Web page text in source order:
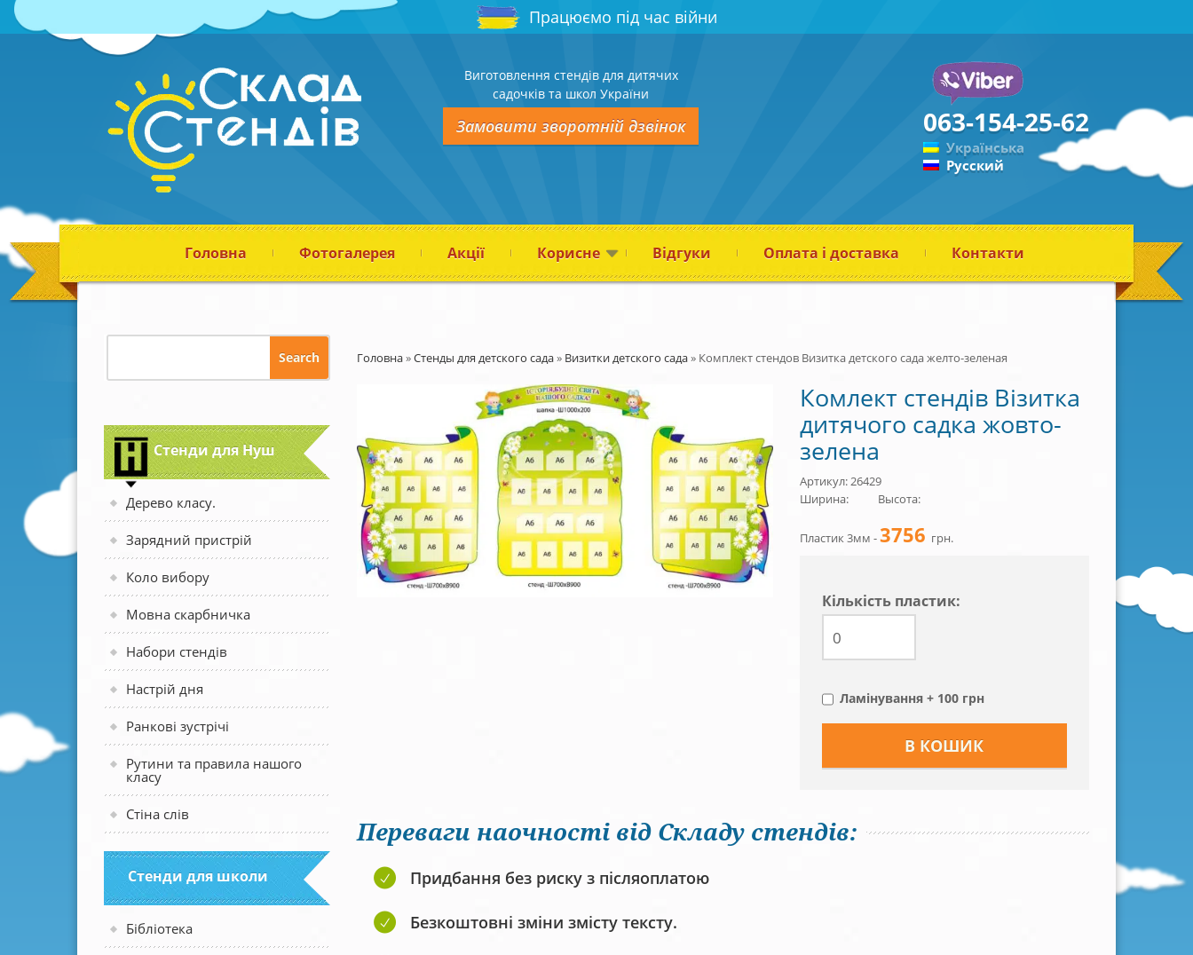
Працюємо під час війни
Виготовлення стендів для дитячих
садочків та школ України
Замовити зворотній дзвінок 063-154-25-62
Українська
Русский
Головна Фотогалерея Акції Корисне Відгуки Оплата і доставка Контакти
Стенди для Нуш
Дерево класу.
Зарядний пристрій
Коло вибору
Мовна скарбничка
Набори стендів
Настрій дня
Ранкові зустрічі
Рутини та правила нашого
класу
Стіна слів
Стенди для школи
Бібліотека
Головна»Стенды для детского сада» Визитки детского сада» Комплект стендов Визитка детского сада желто-зеленая
Комлект стендів Візитка
дитячого садка жовто-
зелена
Артикул: 26429
Ширина:
Высота:
Пластик 3мм -3756 грн.
Кiлькiсть пластик:
Ламінування + 100 грн
Переваги наочності від Складу стендів:
Придбання без риску з післяоплатою
Безкоштовні зміни змісту тексту.